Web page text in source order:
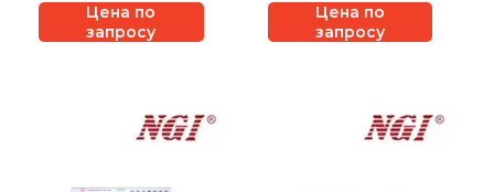
Цена по
запросу
Цена по
запросу